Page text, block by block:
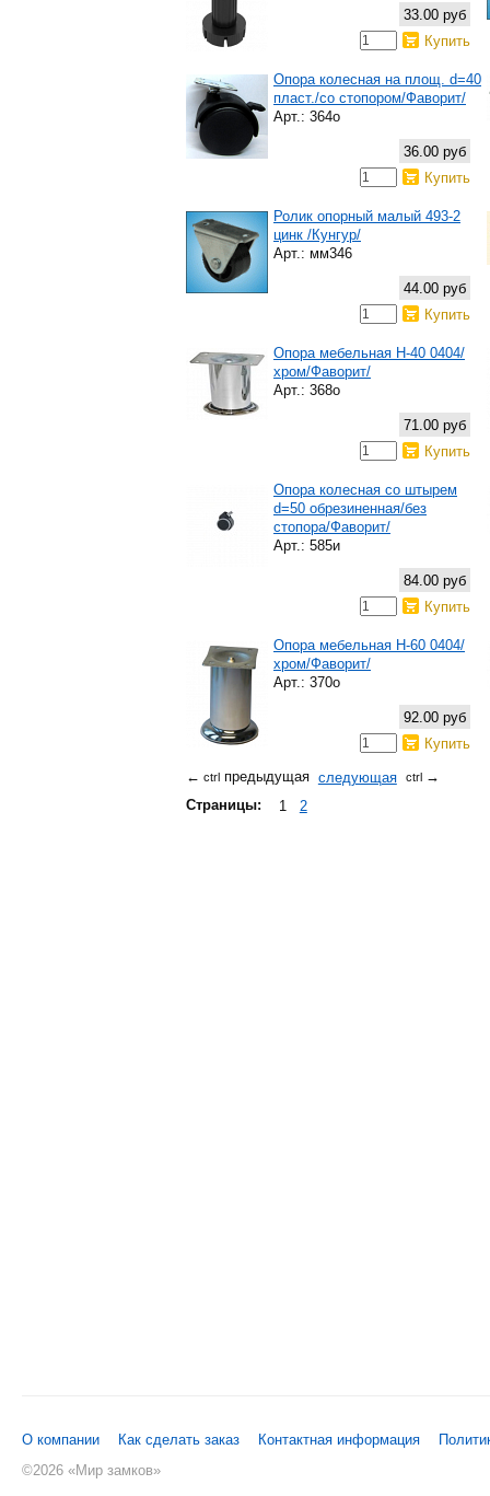
33.00 руб
Купить
Опора колесная на площ. d=40
пласт./со стопором/Фаворит/
Арт.: 364о
36.00 руб
Купить
Ролик опорный малый 493-2
цинк /Кунгур/
Арт.: мм346
44.00 руб
Купить
Опора мебельная Н-40 0404/
хром/Фаворит/
Арт.: 368о
71.00 руб
Купить
Опора колесная со штырем
d=50 обрезиненная/без
стопора/Фаворит/
Арт.: 585и
84.00 руб
Купить
Опора мебельная Н-60 0404/
хром/Фаворит/
Арт.: 370о
92.00 руб
Купить
← ctrl предыдущая следующая ctrl →
Страницы: 1 2
О компании Как сделать заказ Контактная информация
©2026 «Мир замков»